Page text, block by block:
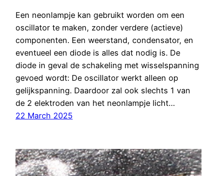
Een neonlampje kan gebruikt worden om een
oscillator te maken, zonder verdere (actieve)
componenten. Een weerstand, condensator, en
eventueel een diode is alles dat nodig is. De
diode in geval de schakeling met wisselspanning
gevoed wordt: De oscillator werkt alleen op
gelijkspanning. Daardoor zal ook slechts 1 van
de 2 elektroden van het neonlampje licht…
22 March 2025